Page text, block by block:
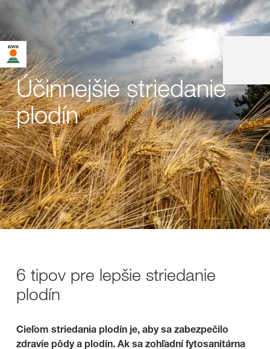
Účinnejšie striedanie
plodín
6 tipov pre lepšie striedanie
plodín
Cieľom striedania plodín je, aby sa zabezpečilo
zdravie pôdy a plodín. Ak sa zohľadní fytosanitárna